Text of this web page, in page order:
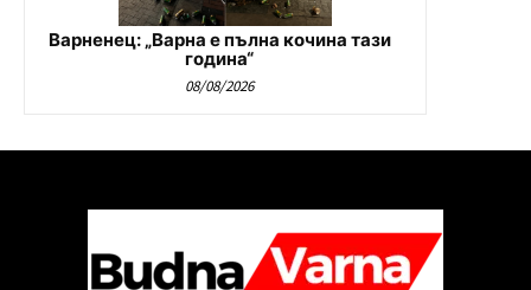
Варненец: „Варна е пълна кочина тази
година“
08/08/2026